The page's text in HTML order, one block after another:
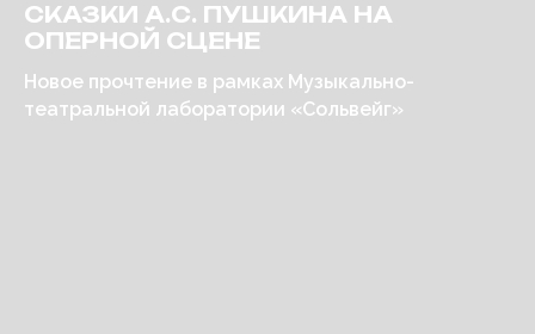
СКАЗКИ А.С. ПУШКИНА НА
ОПЕРНОЙ СЦЕНЕ
Новое прочтение в рамках Музыкально-
театральной лаборатории «Сольвейг»